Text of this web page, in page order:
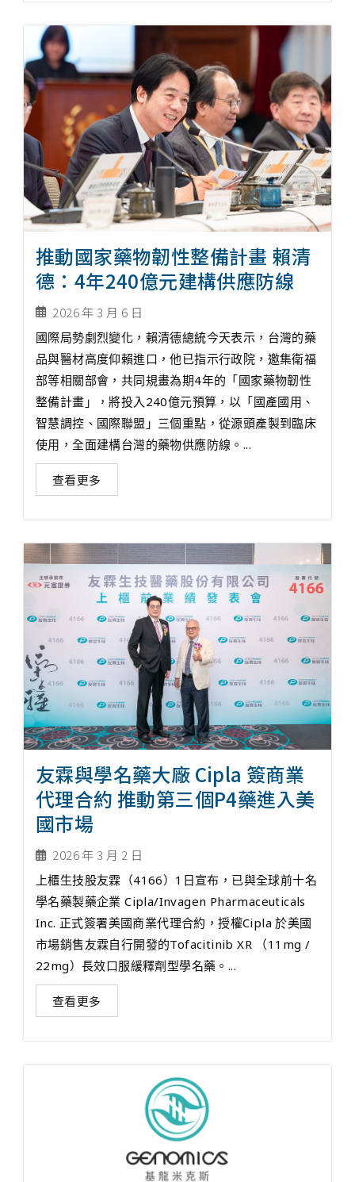
推動國家藥物韌性整備計畫 賴清
德：4年240億元建構供應防線
2026 年 3 月 6 日
國際局勢劇烈變化，賴清德總統今天表示，台灣的藥
品與醫材高度仰賴進口，他已指示行政院，邀集衛福
部等相關部會，共同規畫為期4年的「國家藥物韌性
整備計畫」，將投入240億元預算，以「國產國用、
智慧調控、國際聯盟」三個重點，從源頭產製到臨床
使用，全面建構台灣的藥物供應防線。...
查看更多
友霖與學名藥大廠 Cipla 簽商業
代理合約 推動第三個P4藥進入美
國市場
2026 年 3 月 2 日
上櫃生技股友霖（4166）1日宣布，已與全球前十名
學名藥製藥企業 Cipla/Invagen Pharmaceuticals
Inc. 正式簽署美國商業代理合約，授權Cipla 於美國
市場銷售友霖自行開發的Tofacitinib XR （11mg /
22mg）長效口服緩釋劑型學名藥。...
查看更多